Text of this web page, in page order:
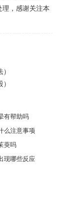
，感谢关注本
有帮助吗
么注意事项
萸吗
现哪些反应